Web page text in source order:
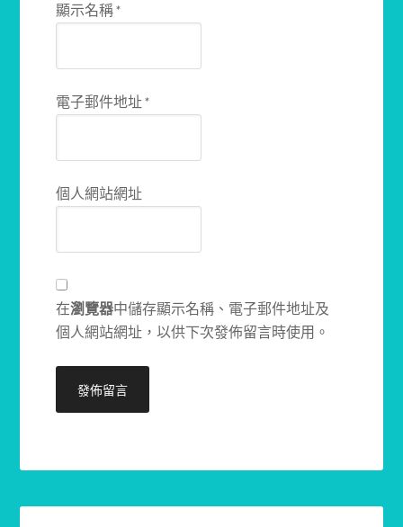
顯示名稱*
電子郵件地址*
個人網站網址
在瀏覽器中儲存顯示名稱、電子郵件地址及
個人網站網址，以供下次發佈留言時使用。